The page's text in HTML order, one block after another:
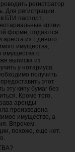
регистратор
Для регистрации
БТИ паспорт,
копии.
форме, подаются
ареста из Единого
имущества,
имущества о
выписка из
у нотариуса.
получить
этот
эту кипу бумаг без
Кроме того,
аренды
произведена
имущество, а
Впрочем,
похоже, еще нет.